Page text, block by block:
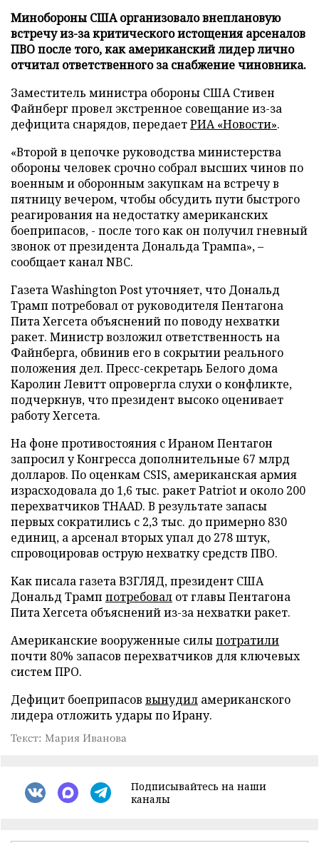
Минобороны США организовало внеплановую
встречу из-за критического истощения арсеналов
ПВО после того, как американский лидер лично
отчитал ответственного за снабжение чиновника.
Заместитель министра обороны США Стивен
Файнберг провел экстренное совещание из-за
дефицита снарядов, передаетРИА «Новости».
«Второй в цепочке руководства министерства
обороны человек срочно собрал высших чинов по
военным и оборонным закупкам на встречу в
пятницу вечером, чтобы обсудить пути быстрого
реагирования на недостатку американских
боеприпасов, - после того как он получил гневный
звонок от президента Дональда Трампа», –
сообщает канал NBC.
Газета Washington Post уточняет, что Дональд
Трамп потребовал от руководителя Пентагона
Пита Хегсета объяснений по поводу нехватки
ракет. Министр возложил ответственность на
Файнберга, обвинив его в сокрытии реального
положения дел. Пресс-секретарь Белого дома
Каролин Левитт опровергла слухи о конфликте,
подчеркнув, что президент высоко оценивает
работу Хегсета.
На фоне противостояния с Ираном Пентагон
запросил у Конгресса дополнительные 67 млрд
долларов. По оценкам CSIS, американская армия
израсходовала до 1,6 тыс. ракет Patriot и около 200
перехватчиков THAAD. В результате запасы
первых сократились с 2,3 тыс. до примерно 830
единиц, а арсенал вторых упал до 278 штук,
спровоцировав острую нехватку средств ПВО.
Как писала газета ВЗГЛЯД, президент США
Дональд Трамп потребовал от главы Пентагона
Пита Хегсета объяснений из-за нехватки ракет.
Американские вооруженные силыпотратили
почти 80% запасов перехватчиков для ключевых
систем ПРО.
Дефицит боеприпасов вынудил американского
лидера отложить удары по Ирану.
Текст: Мария Иванова
Подписывайтесь на наши
каналы